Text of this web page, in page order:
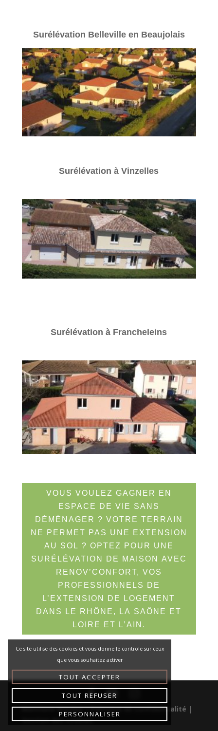
Surélévation Belleville en Beaujolais
Surélévation à Vinzelles
Surélévation à Francheleins
VOUS VOULEZ GAGNER EN
ESPACE DE VIE SANS
DÉMÉNAGER ? VOTRE TERRAIN
NE PERMET PAS UNE EXTENSION
AU SOL ? OPTEZ POUR UNE
SURÉLÉVATION DE MAISON AVEC
RENOV’CONFORT, VOS
PROFESSIONNELS DE
L’EXTENSION DE LOGEMENT
DANS LE RHÔNE, LA SAÔNE ET
LOIRE ET L’AIN.
Mentions légales|Politique de confidentialité |
Gestion des cookies
Ce site utilise des cookies et vous donne le contrôle sur ceux
que vous souhaitez activer
TOUT ACCEPTER
TOUT REFUSER
PERSONNALISER